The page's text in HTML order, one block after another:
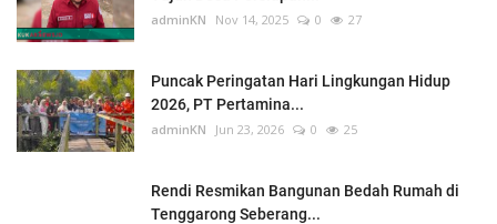
adminKN Nov 14, 2025 0 27
Puncak Peringatan Hari Lingkungan Hidup
2026, PT Pertamina...
adminKN Jun 23, 2026 0 25
Rendi Resmikan Bangunan Bedah Rumah di
Tenggarong Seberang...